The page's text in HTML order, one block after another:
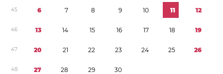
45 6 7 8 9 10 11 12
46 13 14 15 16 17 18 19
47 20 21 22 23 24 25 26
48 27 28 29 30